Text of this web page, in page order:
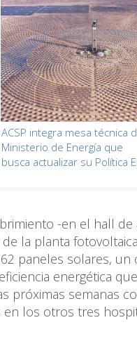
ACSP integra mesa técnica
Ministerio de Energía que
busca actualizar su Política
-en el hall
la planta
paneles solares,
energética
próximas semanas
los otros tres